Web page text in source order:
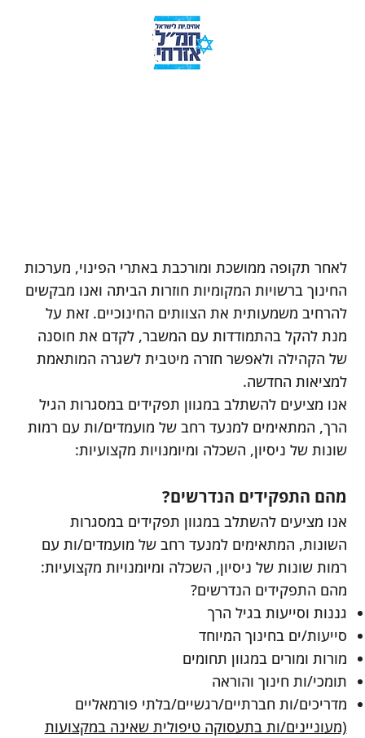
לאחר תקופה ממושכת ומורכבת באתרי הפינוי, מערכות
החינוך ברשויות‭ ‬המקומיות חוזרות הביתה ואנו מבקשים
להרחיב משמעותית את הצוותים החינוכיים. זאת על
מנת להקל בהתמודדות עם המשבר, לקדם את חוסנה
של הקהילה ולאפשר חזרה מיטבית לשגרה המותאמת
למציאות החדשה.
אנו מציעים להשתלב במגוון תפקידים במסגרות הגיל
הרך, המתאימים למנעד רחב של מועמדים/ות עם רמות
שונות של ניסיון, השכלה ומיומנויות מקצועיות:
מהם התפקידים הנדרשים?
אנו מציעים להשתלב במגוון תפקידים במסגרות
השונות, המתאימים למנעד רחב של מועמדים/ות עם
רמות שונות של ניסיון, השכלה ומיומנויות מקצועיות:
מהם התפקידים הנדרשים?
גננות וסייעות בגיל הרך
סייעות/ים בחינוך המיוחד
מורות ומורים במגוון תחומים
תומכי/ות חינוך והוראה
מדריכים/ות חברתיים/רגשיים/בלתי פורמאליים
(מעוניינים/ות בתעסוקה טיפולית שאינה במקצועות